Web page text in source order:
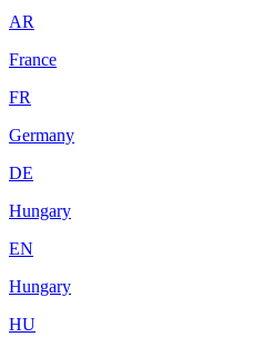
AR
France
FR
Germany
DE
Hungary
EN
Hungary
HU